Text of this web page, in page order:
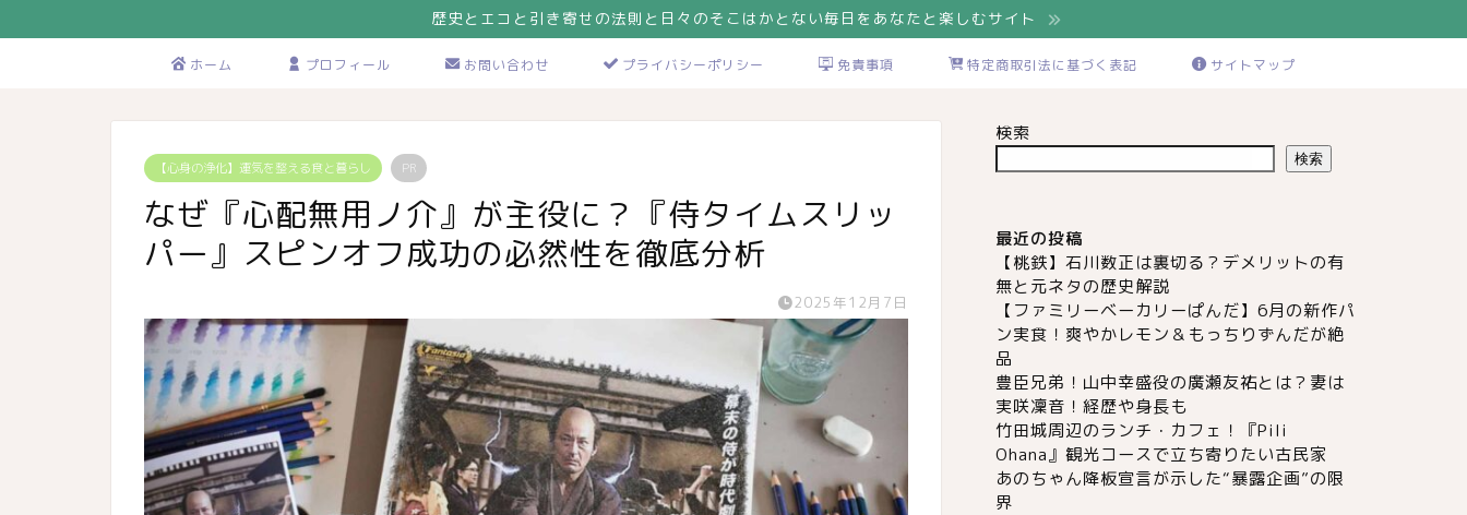
歴史とエコと引き寄せの法則と日々のそこはかとない毎日をあなたと楽しむサイト
ホーム プロフィール お問い合わせ プライバシーポリシー 免責事項 特定商取引法に基づく表記 サイトマップ
【心身の浄化】運気を整える食と暮らし PR
なぜ『心配無用ノ介』が主役に？『侍タイムスリッ
パー』スピンオフ成功の必然性を徹底分析
2025年12月7日
検索
検索
最近の投稿
【桃鉄】石川数正は裏切る？デメリットの有
無と元ネタの歴史解説
【ファミリーベーカリーぱんだ】6月の新作パ
ン実食！爽やかレモン＆もっちりずんだが絶
品
豊臣兄弟！山中幸盛役の廣瀬友祐とは？妻は
実咲凜音！経歴や身長も
竹田城周辺のランチ・カフェ！『Pili
Ohana』観光コースで立ち寄りたい古民家
あのちゃん降板宣言が示した“暴露企画”の限
界